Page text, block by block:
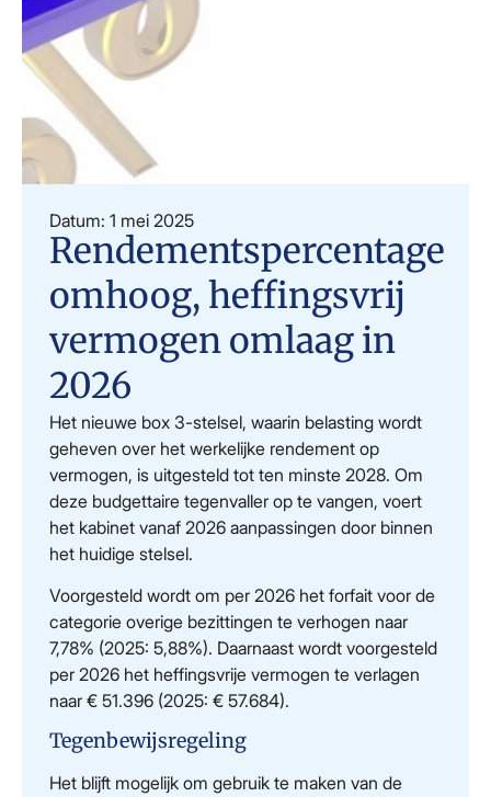
Datum: 1 mei 2025
Rendementspercentage
omhoog, heffingsvrij
vermogen omlaag in
2026
Het nieuwe box 3-stelsel, waarin belasting wordt
geheven over het werkelijke rendement op
vermogen, is uitgesteld tot ten minste 2028. Om
deze budgettaire tegenvaller op te vangen, voert
het kabinet vanaf 2026 aanpassingen door binnen
het huidige stelsel.
Voorgesteld wordt om per 2026 het forfait voor de
categorie overige bezittingen te verhogen naar
7,78% (2025: 5,88%). Daarnaast wordt voorgesteld
per 2026 het heffingsvrije vermogen te verlagen
naar € 51.396 (2025: € 57.684).
Tegenbewijsregeling
Het blijft mogelijk om gebruik te maken van de